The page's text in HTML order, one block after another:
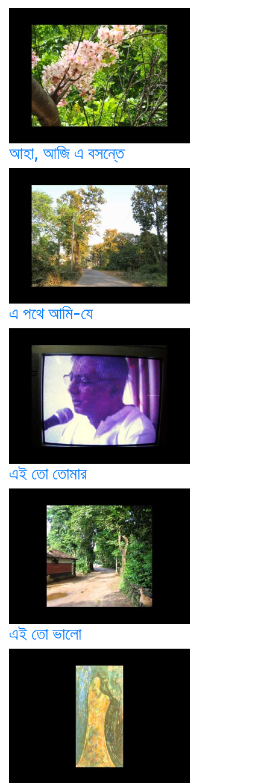
আহা, আজি এ বসন্তে
এ পথে আমি-যে
এই তো তোমার
এই তো ভালো